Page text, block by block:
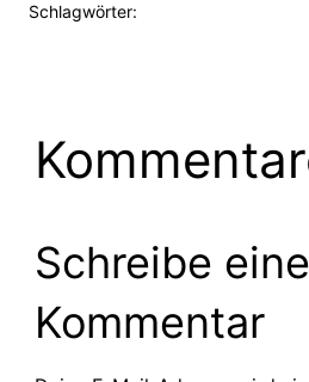
Schlagwörter:
Schreibe
Kommentar